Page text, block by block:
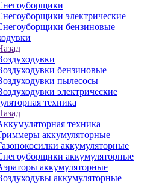
электрические
бензиновые
бензиновые
пылесосы
электрические
техника
техника
аккумуляторные
аккумуляторные
аккумуляторные
аккумуляторные
аккумуляторные